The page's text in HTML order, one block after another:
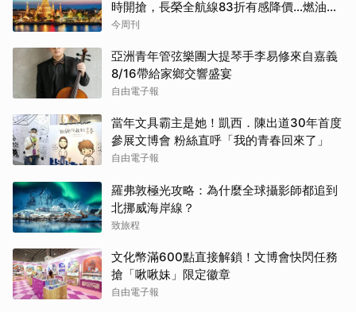
時開搶，長榮全航線83折有感降價…燃油稅
8/9調漲早買早省
今周刊
亞洲青年管弦樂團大提琴手李易修來自嘉義
8/16帶給家鄉交響盛宴
自由電子報
當年文具霸主是她！凱西．陳出道30年首度
參展文博會 粉絲直呼「我的青春回來了」
自由電子報
羅弗敦極光攻略：為什麼全球攝影師都追到
北挪威海岸線？
致旅程
文化幣滿600點直接解鎖！文博會快閃任務
搶「啾啾妹」限定徽章
自由電子報